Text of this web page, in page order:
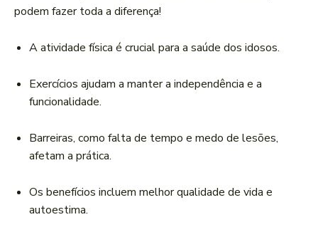
u
podem fazer toda a diferença!
A atividade física é crucial para a saúde dos idosos.
Exercícios ajudam a manter a independência e a
funcionalidade.
Barreiras, como falta de tempo e medo de lesões,
afetam a prática.
Os benefícios incluem melhor qualidade de vida e
autoestima.